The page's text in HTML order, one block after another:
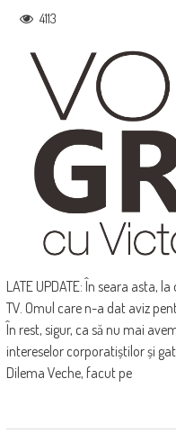
4113
LATE UPDATE: În seara asta,
TV. Omul care n-a dat aviz
În rest, sigur, ca să nu mai
intereselor corporatiștilor și
Dilema Veche, facut pe